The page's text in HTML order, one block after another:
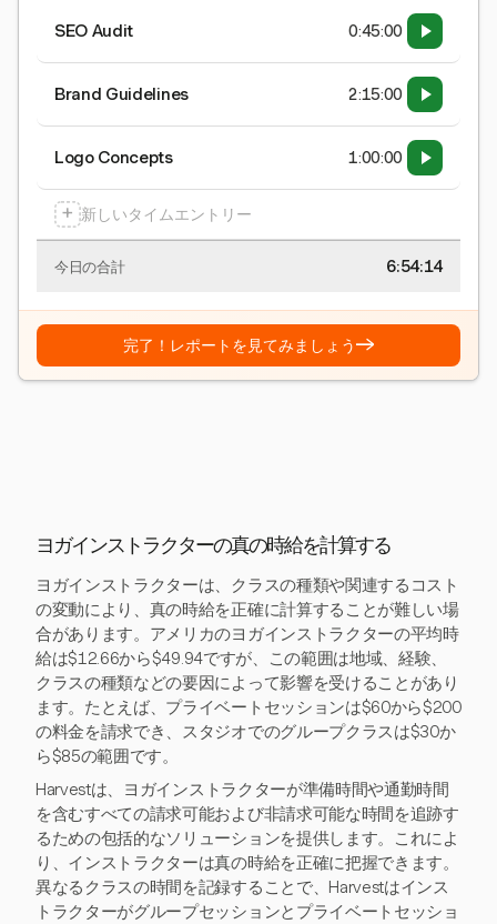
SEO Audit 0:45:00
Brand Guidelines 2:15:00
Logo Concepts 1:00:00
+ 新しいタイムエントリー
今日の合計 6:54:15
完了！レポートを見てみましょう→
ヨガインストラクターの真の時給を計算する
ヨガインストラクターは、クラスの種類や関連するコスト
の変動により、真の時給を正確に計算することが難しい場
合があります。アメリカのヨガインストラクターの平均時
給は$12.66から$49.94ですが、この範囲は地域、経験、
クラスの種類などの要因によって影響を受けることがあり
ます。たとえば、プライベートセッションは$60から$200
の料金を請求でき、スタジオでのグループクラスは$30か
ら$85の範囲です。
Harvestは、ヨガインストラクターが準備時間や通勤時間
を含むすべての請求可能および非請求可能な時間を追跡す
るための包括的なソリューションを提供します。これによ
り、インストラクターは真の時給を正確に把握できます。
異なるクラスの時間を記録することで、Harvestはインス
トラクターがグループセッションとプライベートセッショ